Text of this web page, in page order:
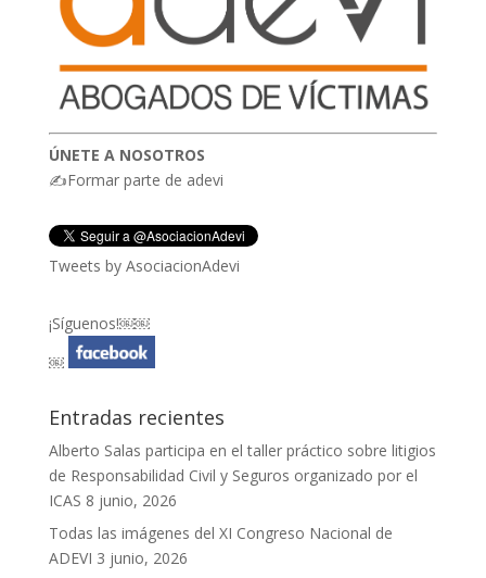
ÚNETE A NOSOTROS
✍Formar parte de adevi
Tweets by AsociacionAdevi
¡Síguenos!￼￼
￼
Entradas recientes
Alberto Salas participa en el taller práctico sobre litigios
de Responsabilidad Civil y Seguros organizado por el
ICAS 8 junio, 2026
Todas las imágenes del XI Congreso Nacional de
ADEVI 3 junio, 2026